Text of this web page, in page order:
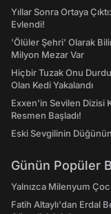
Yıllar Sonra Ortaya
Evlendi!
'Ölüler Şehri' Olarak
Milyon Mezar Var
Hiçbir Tuzak Onu
Olan Kedi Yakalandı
Exxen'in Sevilen Dizisi
Resmen Başladı!
Eski Sevgilinin
Günün Popüler
Yalnızca Milenyum
Fatih Altaylı'dan Erdal